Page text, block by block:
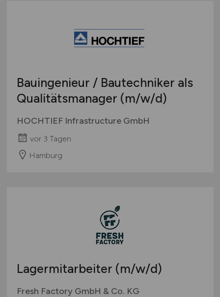
Bauingenieur / Bautechniker als
Qualitätsmanager (m/w/d)
HOCHTIEF Infrastructure GmbH
vor 3 Tagen
Hamburg
Lagermitarbeiter (m/w/d)
Fresh Factory GmbH & Co. KG